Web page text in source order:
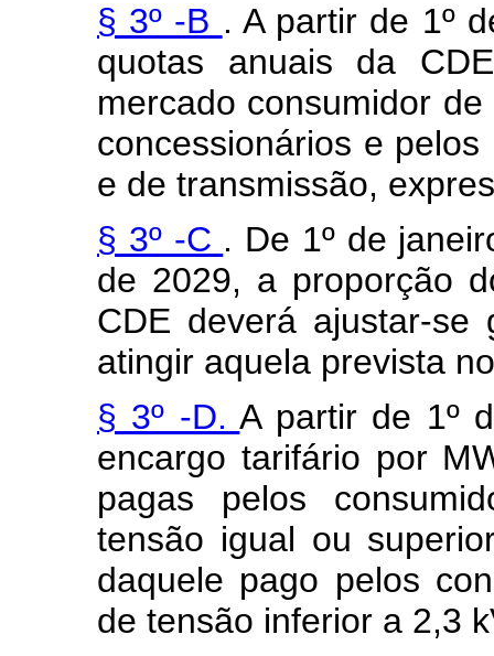
§ 3º -B . A partir de 1º
quotas anuais da
mercado consumidor
concessionários e
e de transmissão,
§ 3º -C . De 1º de
de 2029, a proporção
CDE deverá ajustar-se
atingir aquela prevista
§ 3º -D.A partir de 1º
encargo tarifário por
pagas pelos
tensão igual ou
daquele pago pelos
de tensão inferior a 2,3